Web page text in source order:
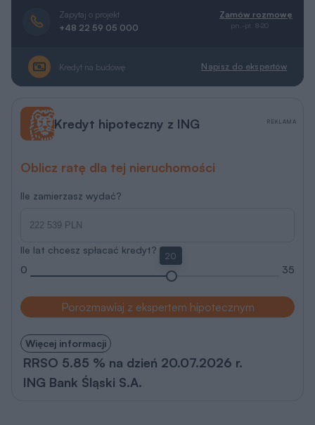
Zapytaj o projekt
+48 22 59 05 000
Zamów rozmowę
pn.-pt. 8-20
Kredyt na budowę Napisz do ekspertów
Kredyt hipoteczny z ING
Oblicz ratę dla tej nieruchomości
Ile zamierzasz wydać?
Ile lat chcesz spłacać kredyt?
0
20
35
Porozmawiaj z ekspertem hipotecznym
Więcej informacji
RRSO 5.85 % na dzień 20.07.2026 r.
ING Bank Śląski S.A.
REKLAMA